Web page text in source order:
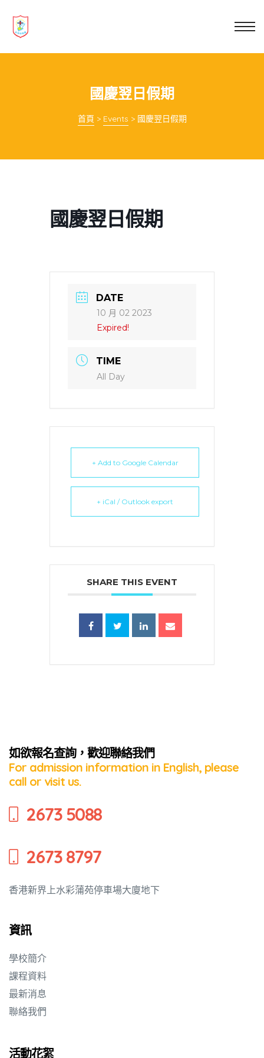
國慶翌日假期
首頁 > Events > 國慶翌日假期
國慶翌日假期
DATE
10 月 02 2023
Expired!
TIME
All Day
+ Add to Google Calendar
+ iCal / Outlook export
SHARE THIS EVENT
如欲報名查詢，歡迎聯絡我們
For admission information in English, please
call or visit us.
2673 5088
2673 8797
香港新界上水彩蒲苑停車場大廈地下
資訊
學校簡介
課程資料
最新消息
聯絡我們
活動花絮
教育
養幼兒